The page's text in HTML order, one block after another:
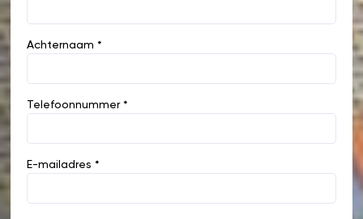
Achternaam *
Telefoonnummer *
E-mailadres *